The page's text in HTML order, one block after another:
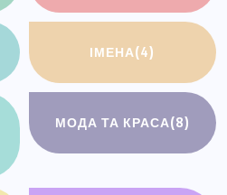
ІМЕНА(4)
МОДА ТА КРАСА(8)